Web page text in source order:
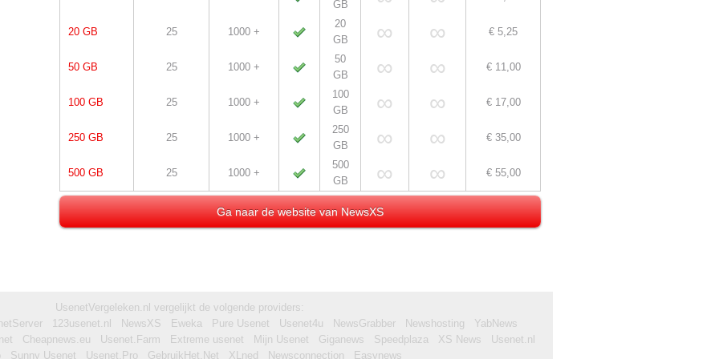
GB
20 GB 25 1000 +
20
GB
∞ ∞ € 5,25
50 GB 25 1000 +
50
GB
∞ ∞ € 11,00
100 GB 25 1000 +
100
GB
∞ ∞ € 17,00
250 GB 25 1000 +
250
GB
∞ ∞ € 35,00
500 GB 25 1000 +
500
GB
∞ ∞ € 55,00
Ga naar de website van NewsXS
UsenetVergeleken.nl vergelijkt de volgende providers:
123usenet.nl NewsXS Eweka Pure Usenet Usenet4u NewsGrabber Newshosting
YabNews
Cheapnews.eu Usenet.Farm Extreme usenet Mijn Usenet Giganews Speedplaza XS News
Usenet.nl
Sunny Usenet Usenet.Pro GebruikHet.Net XLned Newsconnection Easynews